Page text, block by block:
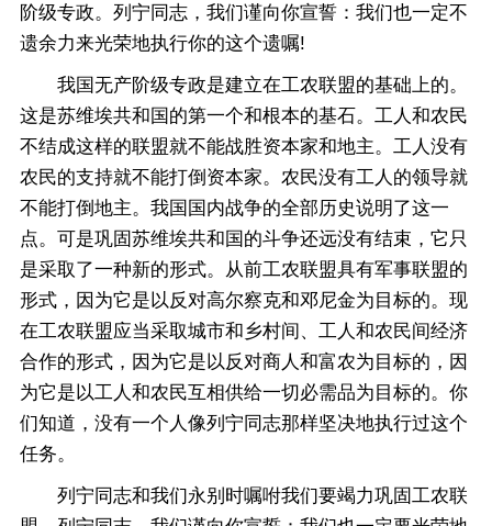
阶级专政。列宁同志，我们谨向你宣誓：我们也一定不
遗余力来光荣地执行你的这个遗嘱!
我国无产阶级专政是建立在工农联盟的基础上的。
这是苏维埃共和国的第一个和根本的基石。工人和农民
不结成这样的联盟就不能战胜资本家和地主。工人没有
农民的支持就不能打倒资本家。农民没有工人的领导就
不能打倒地主。我国国内战争的全部历史说明了这一
点。可是巩固苏维埃共和国的斗争还远没有结束，它只
是采取了一种新的形式。从前工农联盟具有军事联盟的
形式，因为它是以反对高尔察克和邓尼金为目标的。现
在工农联盟应当采取城市和乡村间、工人和农民间经济
合作的形式，因为它是以反对商人和富农为目标的，因
为它是以工人和农民互相供给一切必需品为目标的。你
们知道，没有一个人像列宁同志那样坚决地执行过这个
任务。
列宁同志和我们永别时嘱咐我们要竭力巩固工农联